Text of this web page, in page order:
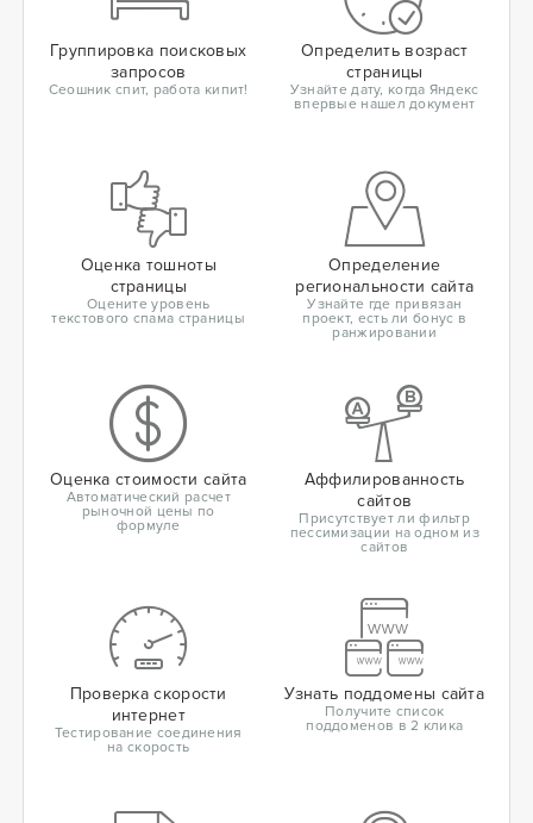
Группировка поисковых
запросов
Сеошник спит, работа кипит!
Определить возраст
страницы
Узнайте дату, когда Яндекс
впервые нашел документ
Оценка тошноты
страницы
Оцените уровень
текстового спама страницы
Определение
региональности сайта
Узнайте где привязан
проект, есть ли бонус в
ранжировании
Оценка стоимости сайта
Автоматический расчет
рыночной цены по
формуле
Аффилированность
сайтов
Присутствует ли фильтр
пессимизации на одном из
сайтов
Проверка скорости
интернет
Тестирование соединения
на скорость
Узнать поддомены сайта
Получите список
поддоменов в 2 клика